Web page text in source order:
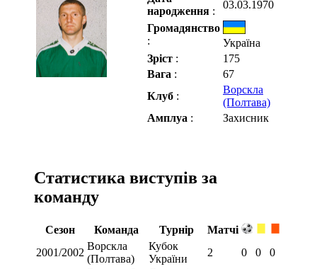
народження :
03.03.1970
Громадянство
:
Україна
Зріст :
175
Вага :
67
Клуб :
Ворскла
(Полтава)
Амплуа : Захисник
Статистика виступів за
команду
Сезон Команда Турнір
Матчі
2001/2002
Ворскла
(Полтава)
Кубок
України
2 0 0 0